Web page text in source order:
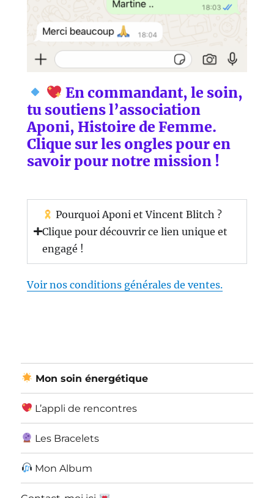
En commandant, le soin,
tu soutiens l’association
Aponi, Histoire de Femme.
Clique sur les ongles pour en
savoir pour notre mission !
Pourquoi Aponi et Vincent Blitch ?
Clique pour découvrir ce lien unique et
engagé !
Voir nos conditions générales de ventes.
Mon soin énergétique
L’appli de rencontres
Les Bracelets
Mon Album